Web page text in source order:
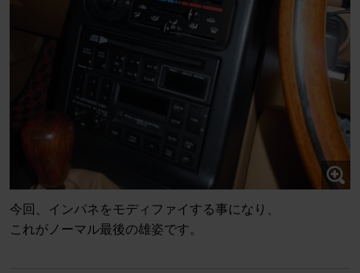
今回、インパネをモディファイする事になり、
これがノーマル最後の雄姿です。